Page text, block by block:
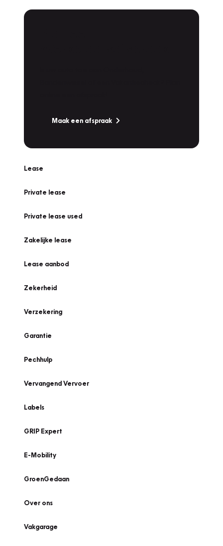
Maak een afspraak
Lease
Private lease
Private lease used
Zakelijke lease
Lease aanbod
Zekerheid
Verzekering
Garantie
Pechhulp
Vervangend Vervoer
Labels
GRIP Expert
E-Mobility
GroenGedaan
Over ons
Vakgarage